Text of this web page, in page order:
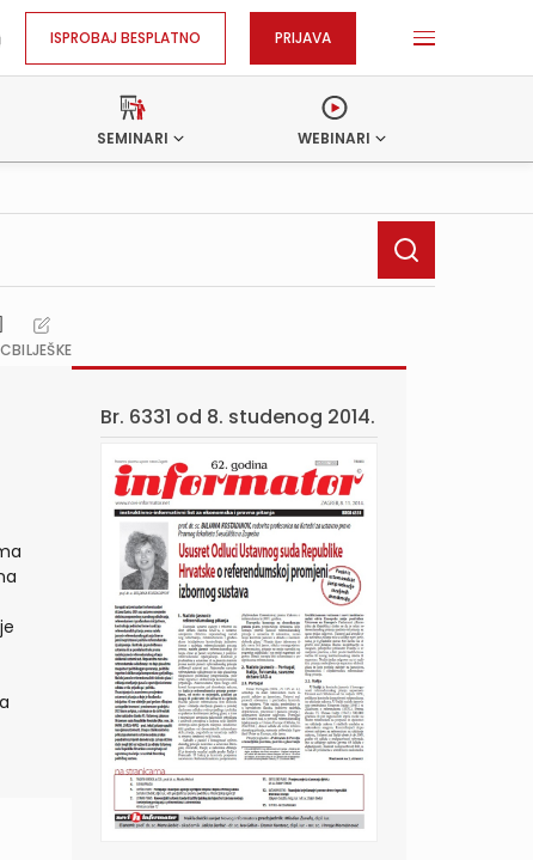
ISPROBAJ BESPLATNO PRIJAVA
SEMINARI WEBINARI
BILJEŠKE
Br. 6331 od 8. studenog 2014.